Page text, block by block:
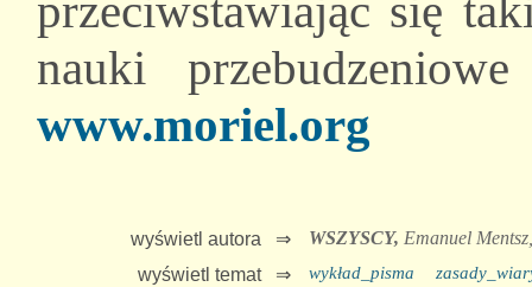
nauki
www.moriel.org
wyświetl autora ⇒ WSZYSCY, Emanuel
wyświetl temat ⇒
wykład_pisma